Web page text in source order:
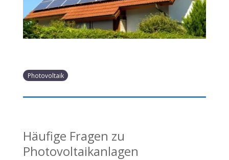
Photovoltaik
Häufige Fragen zu
Photovoltaikanlagen